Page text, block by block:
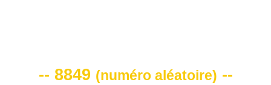
-- 8849 (numéro aléatoire) --